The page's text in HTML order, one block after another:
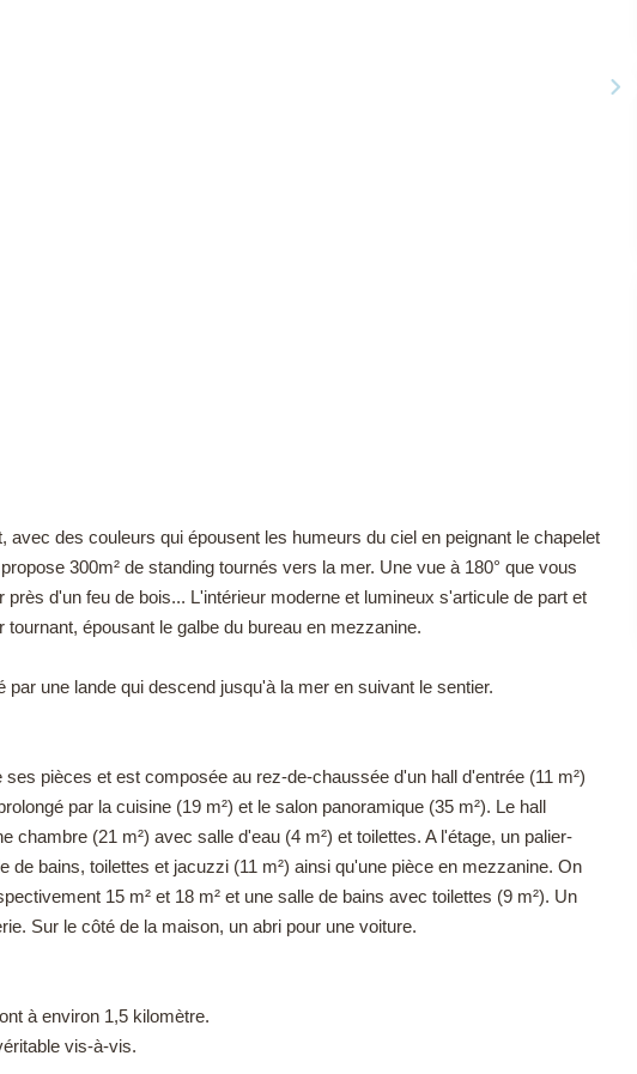
des couleurs qui épousent les humeurs du ciel en peignant le chapelet
300m² de standing tournés vers la mer. Une vue à 180° que vous
d'un feu de bois... L'intérieur moderne et lumineux s'articule de part et
épousant le galbe du bureau en mezzanine.
une lande qui descend jusqu'à la mer en suivant le sentier.
pièces et est composée au rez-de-chaussée d'un hall d'entrée (11 m²)
par la cuisine (19 m²) et le salon panoramique (35 m²). Le hall
chambre (21 m²) avec salle d'eau (4 m²) et toilettes. A l'étage, un palier-
de bains, toilettes et jacuzzi (11 m²) ainsi qu'une pièce en mezzanine. On
15 m² et 18 m² et une salle de bains avec toilettes (9 m²). Un
Sur le côté de la maison, un abri pour une voiture.
à environ 1,5 kilomètre.
vis-à-vis.